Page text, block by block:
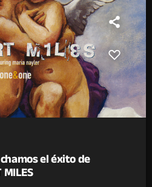
el éxito de
MILES